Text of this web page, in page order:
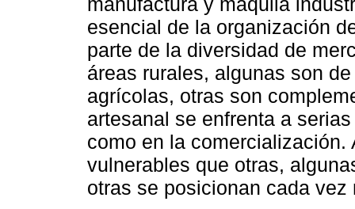
esencial de la organización
parte de la diversidad de
áreas rurales, algunas son
agrícolas, otras son
artesanal se enfrenta a
como en la
vulnerables que otras,
otras se posicionan cada vez